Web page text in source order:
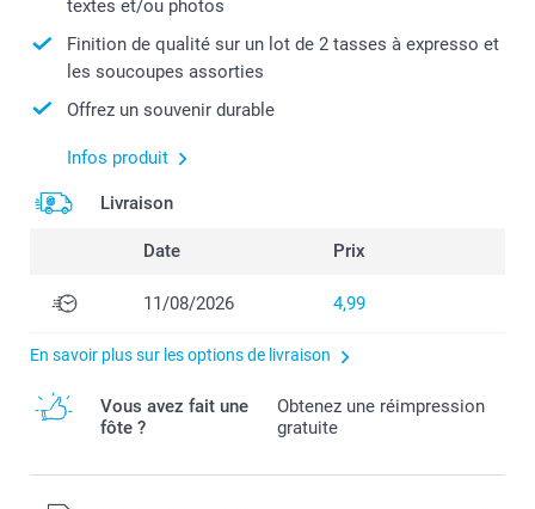
textes et/ou photos
Finition de qualité sur un lot de 2 tasses à expresso et
les soucoupes assorties
Offrez un souvenir durable
Infos produit
Livraison
Date Prix
11/08/2026 4,99
En savoir plus sur les options de livraison
Vous avez fait une
fôte ?
Obtenez une réimpression
gratuite